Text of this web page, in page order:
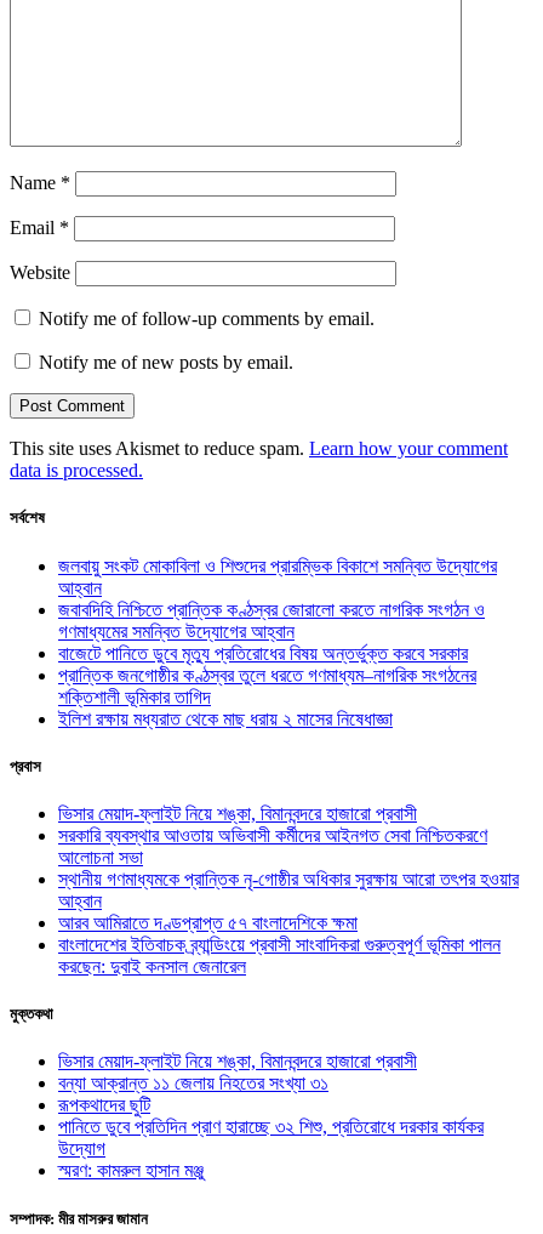
Name *
Email *
Website
Notify me of follow-up comments by email.
Notify me of new posts by email.
This site uses Akismet to reduce spam. Learn how your comment
data is processed.
সর্বশেষ
জলবায়ু সংকট মোকাবিলা ও শিশুদের প্রারম্ভিক বিকাশে সমন্বিত উদ্যোগের
আহ্বান
জবাবদিহি নিশ্চিতে প্রান্তিক কণ্ঠস্বর জোরালো করতে নাগরিক সংগঠন ও
গণমাধ্যমের সমন্বিত উদ্যোগের আহ্বান
বাজেটে পানিতে ডুবে মৃত্যু প্রতিরোধের বিষয় অন্তর্ভুক্ত করবে সরকার
প্রান্তিক জনগোষ্ঠীর কণ্ঠস্বর তুলে ধরতে গণমাধ্যম–নাগরিক সংগঠনের
শক্তিশালী ভূমিকার তাগিদ
ইলিশ রক্ষায় মধ্যরাত থেকে মাছ ধরায় ২ মাসের নিষেধাজ্ঞা
প্রবাস
ভিসার মেয়াদ-ফ্লাইট নিয়ে শঙ্কা, বিমানবন্দরে হাজারো প্রবাসী
সরকারি ব্যবস্থার আওতায় অভিবাসী কর্মীদের আইনগত সেবা নিশ্চিতকরণে
আলোচনা সভা
স্থানীয় গণমাধ্যমকে প্রান্তিক নৃ-গোষ্ঠীর অধিকার সুরক্ষায় আরো তৎপর হওয়ার
আহ্বান
আরব আমিরাতে দণ্ডপ্রাপ্ত ৫৭ বাংলাদেশিকে ক্ষমা
বাংলাদেশের ইতিবাচক ব্র্যান্ডিংয়ে প্রবাসী সাংবাদিকরা গুরুত্বপূর্ণ ভূমিকা পালন
করছেন: দুবাই কনসাল জেনারেল
মুক্তকথা
ভিসার মেয়াদ-ফ্লাইট নিয়ে শঙ্কা, বিমানবন্দরে হাজারো প্রবাসী
বন্যা আক্রান্ত ১১ জেলায় নিহতের সংখ্যা ৩১
রূপকথাদের ছুটি
পানিতে ডুবে প্রতিদিন প্রাণ হারাচ্ছে ৩২ শিশু, প্রতিরোধে দরকার কার্যকর
উদ্যোগ
স্মরণ: কামরুল হাসান মঞ্জু
সম্পাদক: মীর মাসরুর জামান